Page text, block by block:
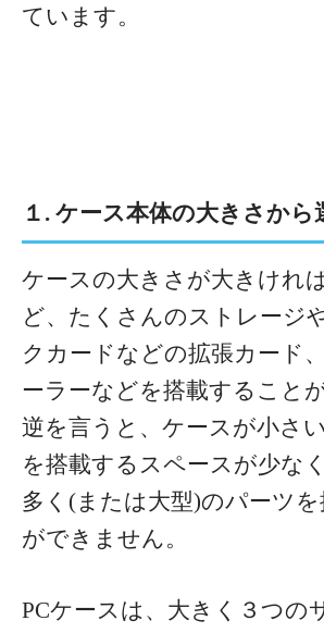
ています。
１. ケース本体の大きさから
ケースの大きさが大きけれ
ど、たくさんのストレージ
クカードなどの拡張カード
ーラーなどを搭載すること
逆を言うと、ケースが小さ
を搭載するスペースが少な
多く(または大型)のパーツ
ができません。
PCケースは、大きく３つの